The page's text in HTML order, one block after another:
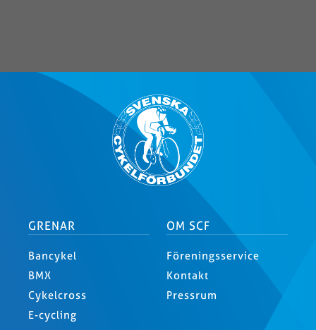
GRENAR
Bancykel
BMX
Cykelcross
E-cycling
OM SCF
Föreningsservice
Kontakt
Pressrum